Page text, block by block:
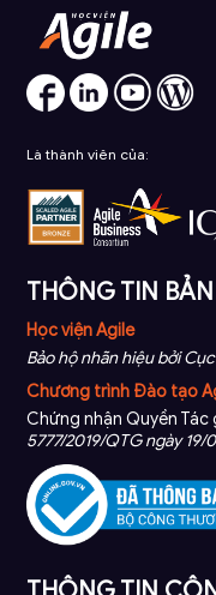
Là thành viên của:
THÔNG TIN
Học viện Agile
Bảo hộ nhãn hiệu bởi
Chương trình Đào tạo
Chứng nhận Quyền Tác
5777/2019/QTG ngày 19/